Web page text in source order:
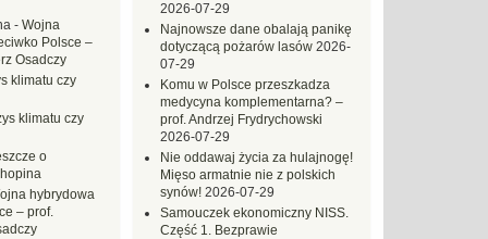
2026-07-29
Najnowsze dane obalają panikę
dotyczącą pożarów lasów 2026-
07-29
Komu w Polsce przeszkadza
medycyna komplementarna? –
prof. Andrzej Frydrychowski
2026-07-29
Nie oddawaj życia za hulajnogę!
Mięso armatnie nie z polskich
synów! 2026-07-29
Samouczek ekonomiczny NISS.
Część 1. Bezprawie
- Wojna
Polsce –
Osadczy
klimatu czy
klimatu czy
o
hybrydowa
– prof.